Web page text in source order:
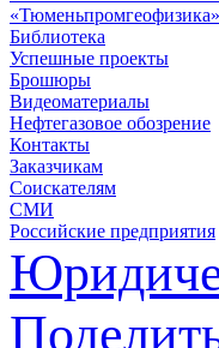
«Тюменьпромгеофизика»
Библиотека
Успешные проекты
Брошюры
Видеоматериалы
Нефтегазовое обозрение
Контакты
Заказчикам
Соискателям
СМИ
Российские предприятия